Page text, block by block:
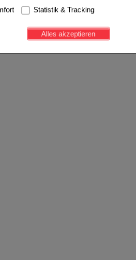
es sich um Cookies, die für die
Kundenkonto), weshalb auf
um das Einkaufserlebnis noch
des Besuchers oder unsere Seite an
zu betreiben.
Website weiter für Sie optimieren
relevant für Sie zu gestalten. Bitte
soziale Medien übertragen werden.
Statistik & Tracking
Alles akzeptieren